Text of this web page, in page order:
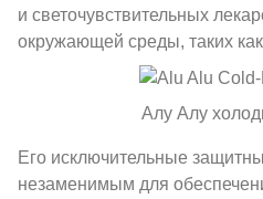
и светочувствительных
окружающей среды, таких как
Алу Алу
Его исключительные
незаменимым для